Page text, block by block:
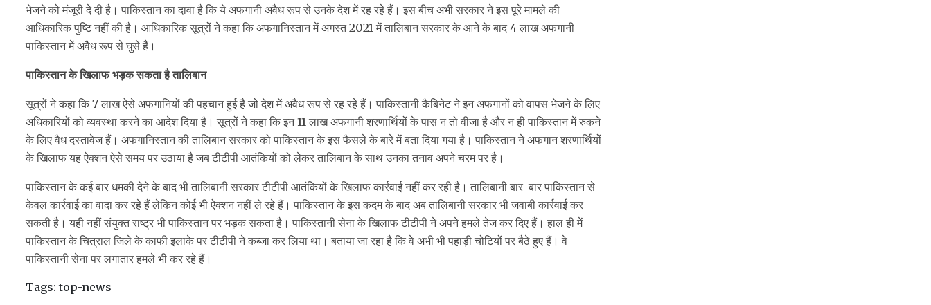
भेजने को मंजूरी दे दी है। पाकिस्‍तान का दावा है कि ये अफगानी अवैध रूप से उनके देश में रह रहे हैं। इस बीच अभी सरकार ने इस पूरे मामले की
आध‍िकारिक पुष्टि नहीं की है। आधिकारिक सूत्रों ने कहा कि अफगानिस्‍तान में अगस्‍त 2021 में तालिबान सरकार के आने के बाद 4 लाख अफगानी
पाकिस्‍तान में अवैध रूप से घुसे हैं।
पाकिस्‍तान के खिलाफ भड़क सकता है तालिबान
सूत्रों ने कहा कि 7 लाख ऐसे अफगानियों की पहचान हुई है जो देश में अवैध रूप से रह रहे हैं। पाकिस्‍तानी कैबिनेट ने इन अफगानों को वापस भेजने के लिए
अधिकारियों को व्‍यवस्‍था करने का आदेश दिया है। सूत्रों ने कहा कि इन 11 लाख अफगानी शरणार्थियों के पास न तो वीजा है और न ही पाकिस्‍तान में रुकने
के लिए वैध दस्‍तावेज हैं। अफगानिस्‍तान की तालिबान सरकार को पाकिस्‍तान के इस फैसले के बारे में बता दिया गया है। पाकिस्‍तान ने अफगान शरणार्थियों
के खिलाफ यह ऐक्‍शन ऐसे समय पर उठाया है जब टीटीपी आतंकियों को लेकर तालिबान के साथ उनका तनाव अपने चरम पर है।
पाकिस्‍तान के कई बार धमकी देने के बाद भी तालिबानी सरकार टीटीपी आतंकियों के खिलाफ कार्रवाई नहीं कर रही है। तालिबानी बार-बार पाकिस्‍तान से
केवल कार्रवाई का वादा कर रहे हैं लेकिन कोई भी ऐक्‍शन नहीं ले रहे हैं। पाकिस्‍तान के इस कदम के बाद अब तालिबानी सरकार भी जवाबी कार्रवाई कर
सकती है। यही नहीं संयुक्‍त राष्‍ट्र भी पाकिस्‍तान पर भड़क सकता है। पाकिस्‍तानी सेना के खिलाफ टीटीपी ने अपने हमले तेज कर दिए हैं। हाल ही में
पाकिस्‍तान के चित्राल जिले के काफी इलाके पर टीटीपी ने कब्‍जा कर लिया था। बताया जा रहा है कि वे अभी भी पहाड़ी चोटियों पर बैठे हुए हैं। वे
पाकिस्‍तानी सेना पर लगातार हमले भी कर रहे हैं।
Tags: top-news